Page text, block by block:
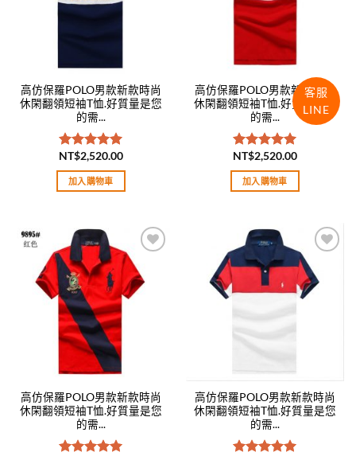
高仿保羅POLO男款新款時尚
休閑翻領短袖T恤.好質量是您
的需...
評分5.00
滿分 5
NT$2,520.00
加入購物車
高仿保羅POLO男款新款時尚
休閑翻領短袖T恤.好質量是您
的需...
評分5.00
滿分 5
NT$2,520.00
加入購物車
Add to
wishlist
高仿保羅POLO男款新款時尚
休閑翻領短袖T恤.好質量是您
的需...
Add to
wishlist
高仿保羅POLO男款新款時尚
休閑翻領短袖T恤.好質量是您
的需...
客服
LINE